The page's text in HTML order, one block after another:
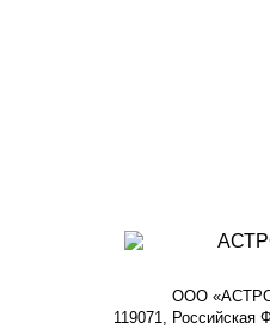
ООО
119071, Российская